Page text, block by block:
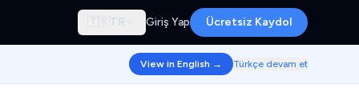
🇹🇷 TR Giriş Yap Ücretsiz Kaydol
View in English → Türkçe devam et